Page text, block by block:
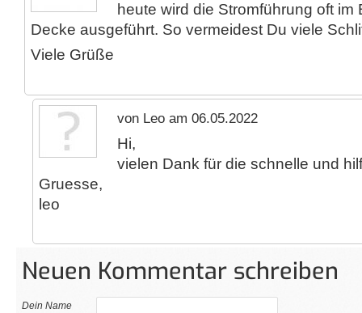
heute wird die Stromführung oft im
Decke ausgeführt. So vermeidest Du viele
Viele Grüße
von Leo am 06.05.2022
Hi,
vielen Dank für die schnelle und
Gruesse,
leo
Neuen Kommentar schreiben
Dein Name